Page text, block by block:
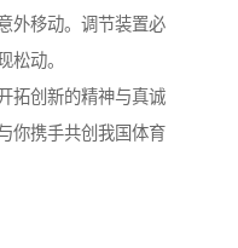
外移动。调节装置必
松动。
拓创新的精神与真诚
你携手共创我国体育